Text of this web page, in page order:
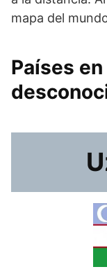
mapa del
Países